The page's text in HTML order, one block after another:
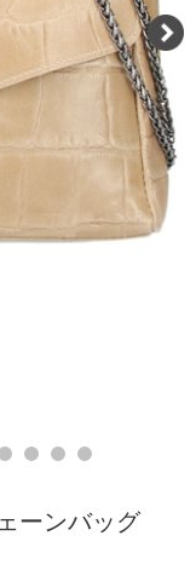
ーンバッグ